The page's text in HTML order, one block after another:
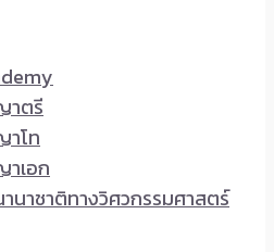
าตรี
โท
เอก
นาชาติทางวิศวกรรมศาสตร์